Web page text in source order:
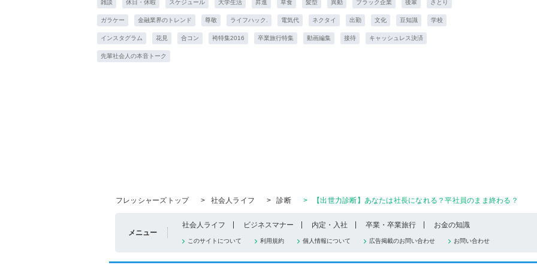
雑談 休日・休暇 スケジュール 大学生活 昇進 草食 髪型 異動 ブラック企業 後輩 さとり
ガラケー 金融業界のトレンド 尊敬 ライフハック. 電気代 ネクタイ 出勤 文化 豆知識 学校
インスタグラム 花見 合コン 袴特集2016 卒業旅行特集 動画編集 接待 キャッシュレス決済
先輩社会人の本音トーク
フレッシャーズトップ
> 社会人ライフ > 診断 > 【出世力診断】あなたは社長になれる？平社員のまま終わる？
メニュー
社会人ライフ ビジネスマナー 内定・入社 卒業・卒業旅行 お金の知識
このサイトについて 利用規約 個人情報について 広告掲載のお問い合わせ お問い合わせ